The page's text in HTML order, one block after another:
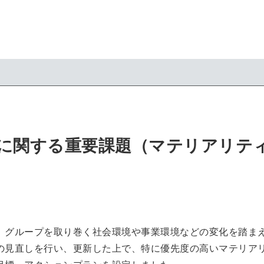
関する重要課題（マテリアリテ
ループを取り巻く社会環境や事業環境などの変化を踏ま
直しを行い、更新した上で、特に優先度の高いマテリア